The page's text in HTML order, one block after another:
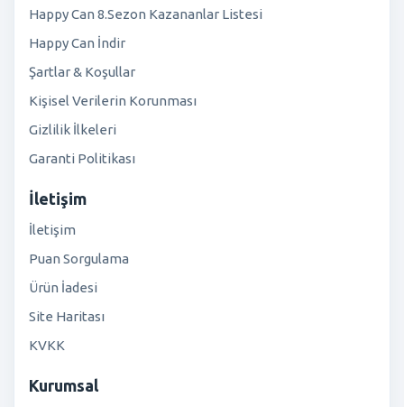
Happy Can 8.Sezon Kazananlar Listesi
Happy Can İndir
Şartlar & Koşullar
Kişisel Verilerin Korunması
Gizlilik İlkeleri
Garanti Politikası
İletişim
İletişim
Puan Sorgulama
Ürün İadesi
Site Haritası
KVKK
Kurumsal